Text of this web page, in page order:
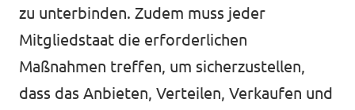
zu unterbinden. Zudem muss jeder
Mitgliedstaat die erforderlichen
Maßnahmen treffen, um sicherzustellen,
dass das Anbieten, Verteilen, Verkaufen und